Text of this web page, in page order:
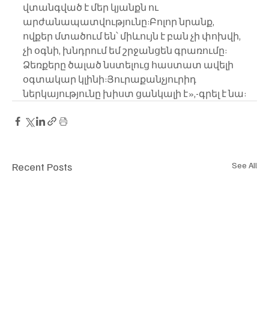
վտանգված է մեր կյանքն ու
արժանապատվությունը:Բոլոր նրանք,
ովքեր մտածում են՝ միևույն է բան չի փոխվի,
չի օգնի, խնդրում եմ շրջանցեն գրառումը:
Ձեռքերը ծալած նստելուց հաստատ ավելի
օգտակար կլինի:Յուրաքանչյուրիդ
ներկայությունը խիստ ցանկալի է»,-գրել է նա:
Recent Posts See All